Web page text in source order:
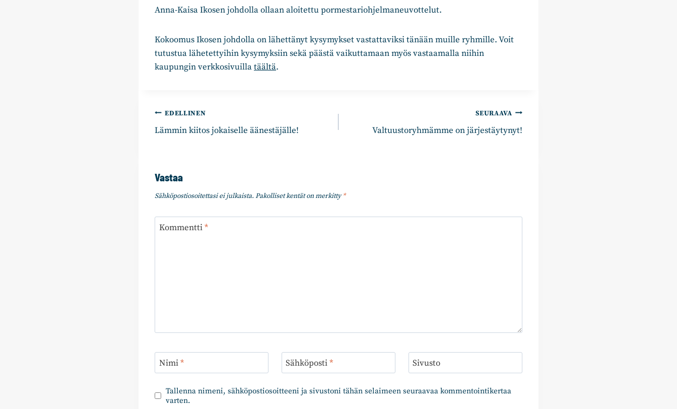
Anna-Kaisa Ikosen johdolla ollaan aloitettu pormestariohjelmaneuvottelut.
Kokoomus Ikosen johdolla on lähettänyt kysymykset vastattaviksi tänään muille ryhmille. Voit
tutustua lähetettyihin kysymyksiin sekä päästä vaikuttamaan myös vastaamalla niihin
kaupungin verkkosivuillatäältä.
Artikkelien
selaus
EDELLINEN
Lämmin kiitos jokaiselle äänestäjälle!
SEURAAVA
Valtuustoryhmämme on järjestäytynyt!
Vastaa
Sähköpostiosoitettasi ei julkaista. Pakolliset kentät on merkitty*
Kommentti*
Nimi* Sähköposti* Sivusto
Tallenna nimeni, sähköpostiosoitteeni ja sivustoni tähän selaimeen seuraavaa kommentointikertaa
varten.